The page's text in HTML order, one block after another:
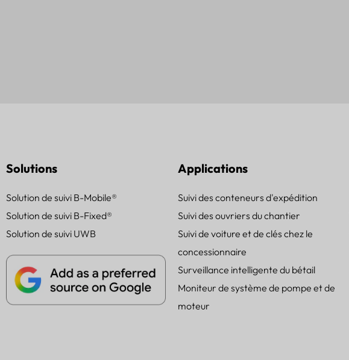
Solutions
Solution de suivi B-Mobile®
Solution de suivi B-Fixed®
Solution de suivi UWB
Applications
Suivi des conteneurs d'expédition
Suivi des ouvriers du chantier
Suivi de voiture et de clés chez le
concessionnaire
Surveillance intelligente du bétail
Moniteur de système de pompe et de
moteur